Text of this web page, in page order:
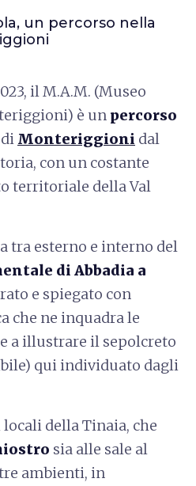
un percorso nella
il M.A.M. (Museo
è un percorso
Monteriggioni dal
con un costante
territoriale della Val
tra esterno e interno del
di Abbadia a
e spiegato con
che ne inquadra le
a illustrare il sepolcreto
qui individuato dagli
locali della Tinaia, che
sia alle sale al
ambienti, in